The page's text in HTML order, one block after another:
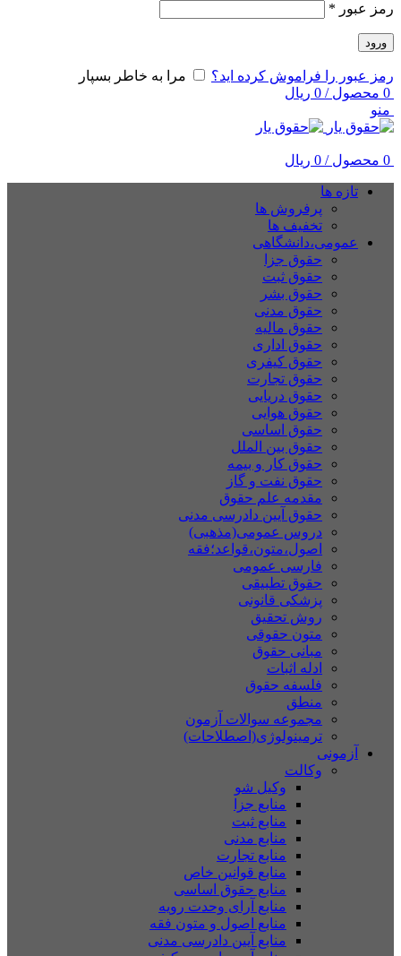
رمز عبور *
ورود
رمز عبور را فراموش کرده اید؟
مرا به خاطر بسپار
0 محصول /
0 ریال
منو
0 محصول /
0 ریال
تازه ها
پرفروش ها
تخفیف ها
عمومی،دانشگاهی
حقوق جزا
حقوق ثبت
حقوق بشر
حقوق مدنی
حقوق مالیه
حقوق اداری
حقوق کیفری
حقوق تجارت
حقوق دریایی
حقوق هوایی
حقوق اساسی
حقوق بین الملل
حقوق کار و بیمه
حقوق نفت و گاز
مقدمه علم حقوق
حقوق آیین دادرسی مدنی
دروس عمومی(مذهبی)
اصول،متون،قواعد؛فقه
فارسی عمومی
حقوق تطبیقی
پزشکی قانونی
روش تحقیق
متون حقوقی
مبانی حقوق
ادله اثبات
فلسفه حقوق
منطق
مجموعه سوالات آزمون
ترمینولوژی(اصطلاحات)
آزمونی
وکالت
وکیل شو
منابع جزا
منابع ثبت
منابع مدنی
منابع تجارت
منابع قوانین خاص
منابع حقوق اساسی
منابع آرای وحدت رویه
منابع اصول و متون فقه
منابع آیین دادرسی مدنی